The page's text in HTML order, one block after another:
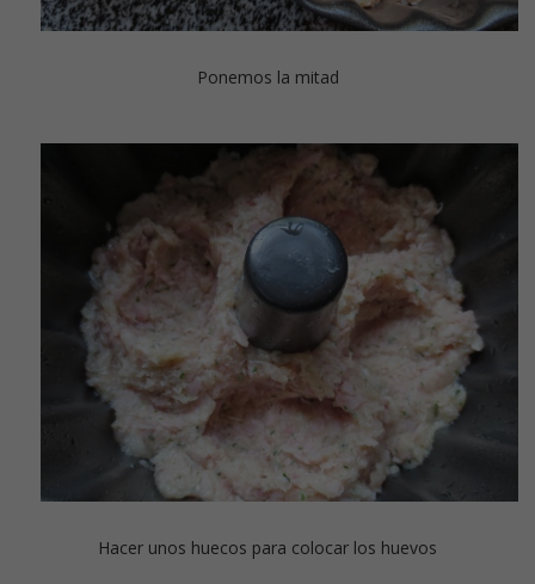
Ponemos la mitad
Hacer unos huecos para colocar los huevos